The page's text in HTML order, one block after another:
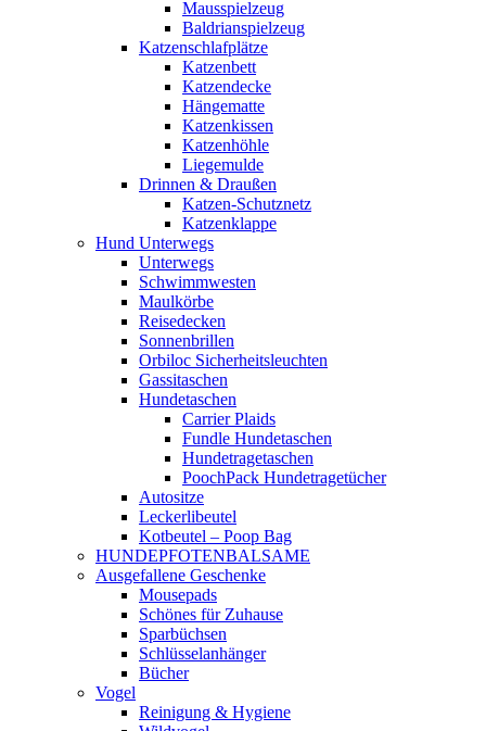
Mausspielzeug
Baldrianspielzeug
Katzenschlafplätze
Katzenbett
Katzendecke
Hängematte
Katzenkissen
Katzenhöhle
Liegemulde
Drinnen & Draußen
Katzen-Schutznetz
Katzenklappe
Hund Unterwegs
Unterwegs
Schwimmwesten
Maulkörbe
Reisedecken
Sonnenbrillen
Orbiloc Sicherheitsleuchten
Gassitaschen
Hundetaschen
Carrier Plaids
Fundle Hundetaschen
Hundetragetaschen
PoochPack Hundetragetücher
Autositze
Leckerlibeutel
Kotbeutel – Poop Bag
HUNDEPFOTENBALSAME
Ausgefallene Geschenke
Mousepads
Schönes für Zuhause
Sparbüchsen
Schlüsselanhänger
Bücher
Vogel
Reinigung & Hygiene